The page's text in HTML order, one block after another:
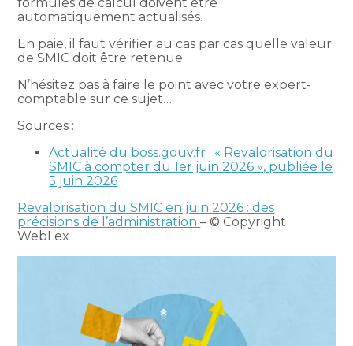
automatiquement actualisés.
En paie, il faut vérifier au cas par cas quelle valeur
de SMIC doit être retenue.
N’hésitez pas à faire le point avec votre expert-
comptable sur ce sujet…
Sources :
Actualité du boss.gouv.fr : « Revalorisation du
SMIC à compter du 1er juin 2026 », publiée le
5 juin 2026
Revalorisation du SMIC en juin 2026 : des
précisions de l’administration– © Copyright
WebLex